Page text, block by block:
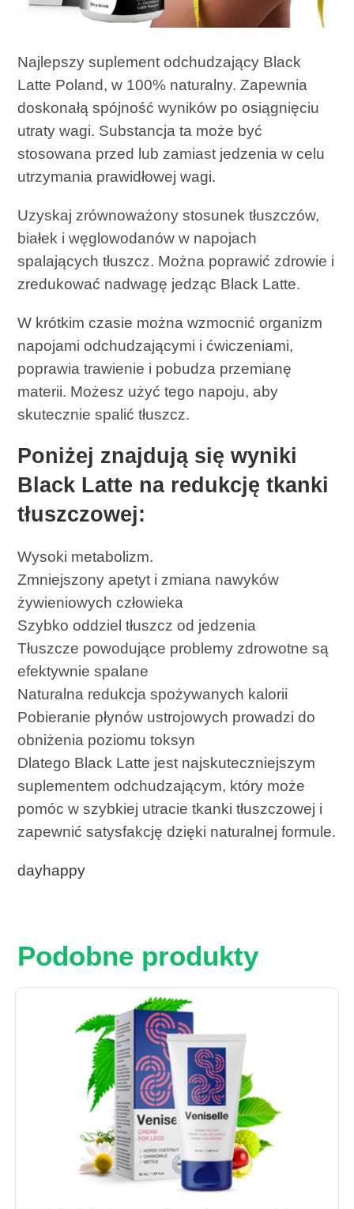
Najlepszy suplement odchudzający Black
Latte Poland, w 100% naturalny. Zapewnia
doskonałą spójność wyników po osiągnięciu
utraty wagi. Substancja ta może być
stosowana przed lub zamiast jedzenia w celu
utrzymania prawidłowej wagi.
Uzyskaj zrównoważony stosunek tłuszczów,
białek i węglowodanów w napojach
spalających tłuszcz. Można poprawić zdrowie i
zredukować nadwagę jedząc Black Latte.
W krótkim czasie można wzmocnić organizm
napojami odchudzającymi i ćwiczeniami,
poprawia trawienie i pobudza przemianę
materii. Możesz użyć tego napoju, aby
skutecznie spalić tłuszcz.
Poniżej znajdują się wyniki
Black Latte na redukcję tkanki
tłuszczowej:
Wysoki metabolizm.
Zmniejszony apetyt i zmiana nawyków
żywieniowych człowieka
Szybko oddziel tłuszcz od jedzenia
Tłuszcze powodujące problemy zdrowotne są
efektywnie spalane
Naturalna redukcja spożywanych kalorii
Pobieranie płynów ustrojowych prowadzi do
obniżenia poziomu toksyn
Dlatego Black Latte jest najskuteczniejszym
suplementem odchudzającym, który może
pomóc w szybkiej utracie tkanki tłuszczowej i
zapewnić satysfakcję dzięki naturalnej formule.
dayhappy
Podobne produkty